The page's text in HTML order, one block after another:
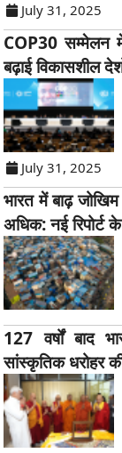
July 31, 2025
COP30 सम्मेलन
बढ़ाई विकासशील
July 31, 2025
भारत में बाढ़
अधिक: नई रिपोर्ट के
127 वर्षों बाद
सांस्कृतिक धरोहर